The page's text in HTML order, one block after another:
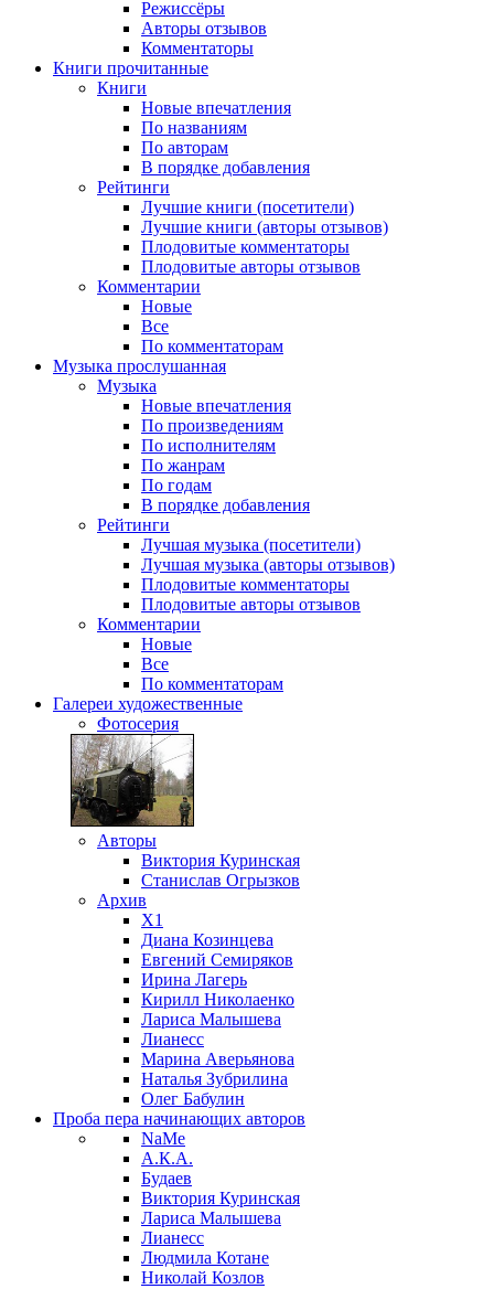
Режиссёры
Авторы отзывов
Комментаторы
Книги прочитанные
Книги
Новые впечатления
По названиям
По авторам
В порядке добавления
Рейтинги
Лучшие книги (посетители)
Лучшие книги (авторы отзывов)
Плодовитые комментаторы
Плодовитые авторы отзывов
Комментарии
Новые
Все
По комментаторам
Музыка прослушанная
Музыка
Новые впечатления
По произведениям
По исполнителям
По жанрам
По годам
В порядке добавления
Рейтинги
Лучшая музыка (посетители)
Лучшая музыка (авторы отзывов)
Плодовитые комментаторы
Плодовитые авторы отзывов
Комментарии
Новые
Все
По комментаторам
Галереи художественные
Фотосерия
Авторы
Виктория Куринская
Станислав Огрызков
Архив
X1
Диана Козинцева
Евгений Семиряков
Ирина Лагерь
Кирилл Николаенко
Лариса Малышева
Лианесс
Марина Аверьянова
Наталья Зубрилина
Олег Бабулин
Проба пера начинающих авторов
NaMe
А.К.А.
Будаев
Виктория Куринская
Лариса Малышева
Лианесс
Людмила Котане
Николай Козлов